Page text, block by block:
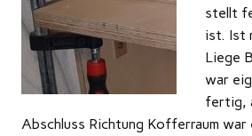
stellt
ist. Ist
Liege
war
fertig,
Abschluss Richtung Kofferraum war